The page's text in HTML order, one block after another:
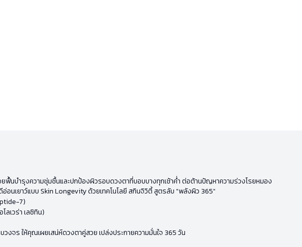
นบำรุงความชุ่มชื้นและปกป้องผิวรอบดวงตาที่บอบบางทุกเช้าค่ำ ต่อต้านปัญหาความร่วงโรยหมอง
นเยาว์แบบ Skin Longevity ด้วยเทคโนโลยี สกินจิวิตี้ สูตรลับ "พลังผิว 365"
7)
ลเวร่า เลซิทิน)
วงจร ให้คุณเผยเสน่ห์ดวงตาคู่สวย เปล่งประกายความมั่นใจ 365 วัน